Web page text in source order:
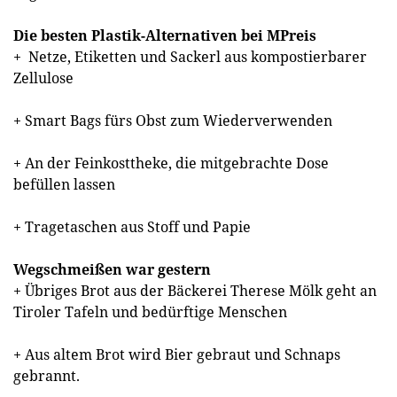
Die besten Plastik-Alternativen bei MPreis
+ Netze, Etiketten und Sackerl aus kompostierbarer
Zellulose
+ Smart Bags fürs Obst zum Wiederverwenden
+ An der Feinkosttheke, die mitgebrachte Dose
befüllen lassen
+ Tragetaschen aus Stoff und Papie
Wegschmeißen war gestern
+ Übriges Brot aus der Bäckerei Therese Mölk geht an
Tiroler Tafeln und bedürftige Menschen
+ Aus altem Brot wird Bier gebraut und Schnaps
gebrannt.